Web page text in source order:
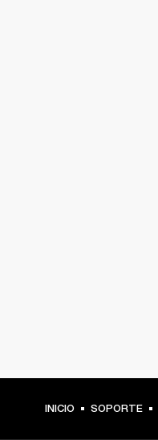
INICIO SOPORTE